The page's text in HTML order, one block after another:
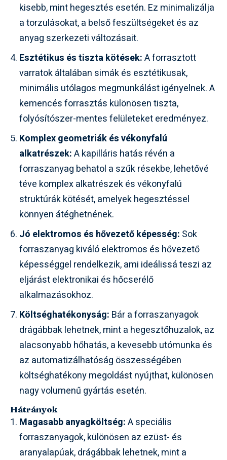
kisebb, mint hegesztés esetén. Ez minimalizálja
a torzulásokat, a belső feszültségeket és az
anyag szerkezeti változásait.
Esztétikus és tiszta kötések:A forrasztott
varratok általában simák és esztétikusak,
minimális utólagos megmunkálást igényelnek. A
kemencés forrasztás különösen tiszta,
folyósítószer-mentes felületeket eredményez.
Komplex geometriák és vékonyfalú
alkatrészek:A kapilláris hatás révén a
forraszanyag behatol a szűk résekbe, lehetővé
téve komplex alkatrészek és vékonyfalú
struktúrák kötését, amelyek hegesztéssel
könnyen átéghetnének.
Jó elektromos és hővezető képesség: Sok
forraszanyag kiváló elektromos és hővezető
képességgel rendelkezik, ami ideálissá teszi az
eljárást elektronikai és hőcserélő
alkalmazásokhoz.
Költséghatékonyság: Bár a forraszanyagok
drágábbak lehetnek, mint a hegesztőhuzalok, az
alacsonyabb hőhatás, a kevesebb utómunka és
az automatizálhatóság összességében
költséghatékony megoldást nyújthat, különösen
nagy volumenű gyártás esetén.
Hátrányok
Magasabb anyagköltség:A speciális
forraszanyagok, különösen az ezüst- és
aranyalapúak, drágábbak lehetnek, mint a